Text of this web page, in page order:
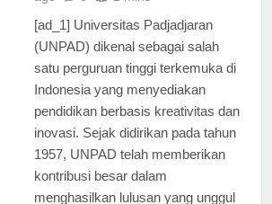
[ad_1] Universitas Padjadjaran
(UNPAD) dikenal sebagai salah
satu perguruan tinggi terkemuka di
Indonesia yang menyediakan
pendidikan berbasis kreativitas dan
inovasi. Sejak didirikan pada tahun
1957, UNPAD telah memberikan
kontribusi besar dalam